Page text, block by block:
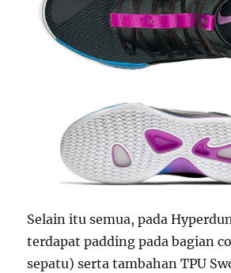
Selain itu semua, pada
terdapat padding pada bagian
sepatu) serta tambahan TPU